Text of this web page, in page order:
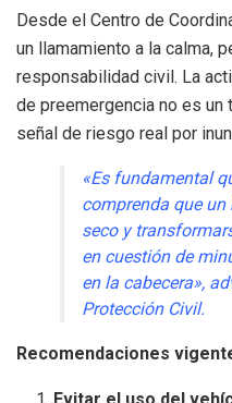
Desde el Centro de
un llamamiento a la calma,
responsabilidad civil. La
de preemergencia no es un
señal de riesgo real por
«Es fundamental
comprenda que un
seco y
en cuestión de
en la cabecera»,
Protección Civil.
Recomendaciones
Evitar el uso del